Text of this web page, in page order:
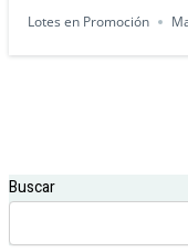
Lotes en Promoción
Buscar